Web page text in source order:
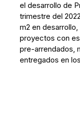
el desarrollo de
trimestre del
m2 en
proyectos con
pre-arrendados,
entregados en